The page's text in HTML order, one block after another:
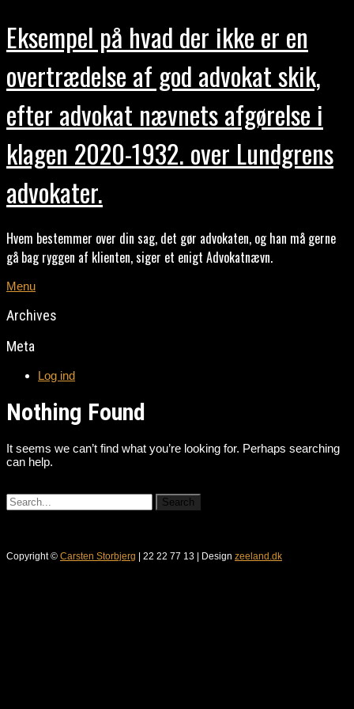
Eksempel på hvad der ikke er en
overtrædelse af god advokat skik,
efter advokat nævnets afgørelse i
klagen 2020-1932. over Lundgrens
advokater.
Hvem bestemmer over din sag, det gør advokaten, og han må gerne
gå bag ryggen af klienten, siger et enigt Advokatnævn.
Menu
Archives
Meta
Log ind
Nothing Found
It seems we can’t find what you’re looking for. Perhaps searching
can help.
Copyright © Carsten Storbjerg | 22 22 77 13 | Design zeeland.dk